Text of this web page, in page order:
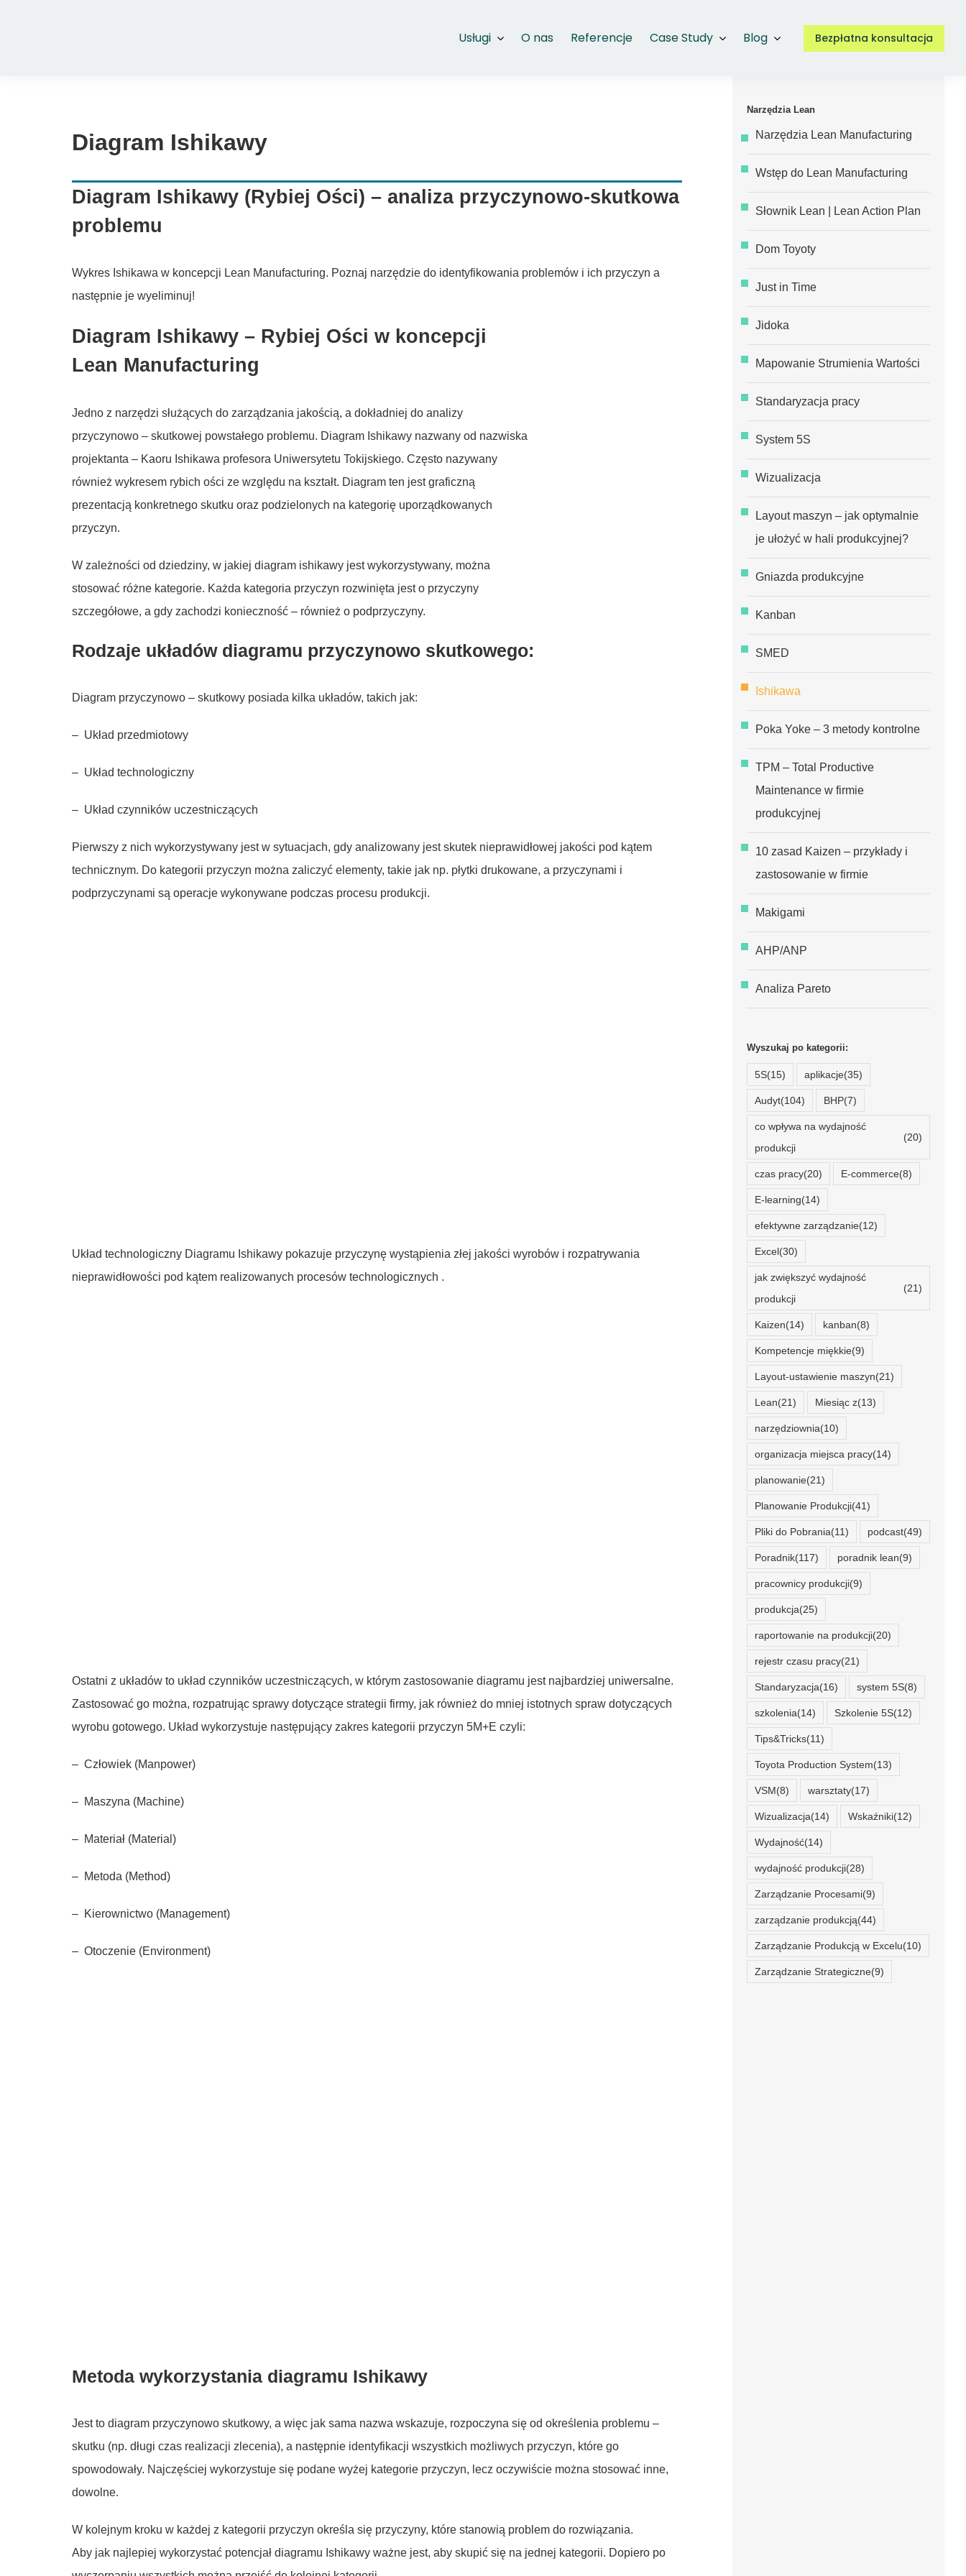
Usługi O nas Referencje Case Study Blog Bezpłatna konsultacja
Diagram Ishikawy
Diagram Ishikawy (Rybiej Ości) – analiza przyczynowo-skutkowa
problemu
Wykres Ishikawa w koncepcji Lean Manufacturing. Poznaj narzędzie do identyfikowania problemów i ich przyczyn a
następnie je wyeliminuj!
Diagram Ishikawy – Rybiej Ości w koncepcji
Lean Manufacturing
Jedno z narzędzi służących do zarządzania jakością, a dokładniej do analizy
przyczynowo – skutkowej powstałego problemu. Diagram Ishikawy nazwany od nazwiska
projektanta – Kaoru Ishikawa profesora Uniwersytetu Tokijskiego. Często nazywany
również wykresem rybich ości ze względu na kształt. Diagram ten jest graficzną
prezentacją konkretnego skutku oraz podzielonych na kategorię uporządkowanych
przyczyn.
W zależności od dziedziny, w jakiej diagram ishikawy jest wykorzystywany, można
stosować różne kategorie. Każda kategoria przyczyn rozwinięta jest o przyczyny
szczegółowe, a gdy zachodzi konieczność – również o podprzyczyny.
Rodzaje układów diagramu przyczynowo skutkowego:
Diagram przyczynowo – skutkowy posiada kilka układów, takich jak:
– Układ przedmiotowy
– Układ technologiczny
– Układ czynników uczestniczących
Pierwszy z nich wykorzystywany jest w sytuacjach, gdy analizowany jest skutek nieprawidłowej jakości pod kątem
technicznym. Do kategorii przyczyn można zaliczyć elementy, takie jak np. płytki drukowane, a przyczynami i
podprzyczynami są operacje wykonywane podczas procesu produkcji.
Układ technologiczny Diagramu Ishikawy pokazuje przyczynę wystąpienia złej jakości wyrobów i rozpatrywania
nieprawidłowości pod kątem realizowanych procesów technologicznych .
Ostatni z układów to układ czynników uczestniczących, w którym zastosowanie diagramu jest najbardziej uniwersalne.
Zastosować go można, rozpatrując sprawy dotyczące strategii firmy, jak również do mniej istotnych spraw dotyczących
wyrobu gotowego. Układ wykorzystuje następujący zakres kategorii przyczyn 5M+E czyli:
– Człowiek (Manpower)
– Maszyna (Machine)
– Materiał (Material)
– Metoda (Method)
– Kierownictwo (Management)
– Otoczenie (Environment)
Metoda wykorzystania diagramu Ishikawy
Jest to diagram przyczynowo skutkowy, a więc jak sama nazwa wskazuje, rozpoczyna się od określenia problemu –
skutku (np. długi czas realizacji zlecenia), a następnie identyfikacji wszystkich możliwych przyczyn, które go
spowodowały. Najczęściej wykorzystuje się podane wyżej kategorie przyczyn, lecz oczywiście można stosować inne,
dowolne.
W kolejnym kroku w każdej z kategorii przyczyn określa się przyczyny, które stanowią problem do rozwiązania.
Aby jak najlepiej wykorzystać potencjał diagramu Ishikawy ważne jest, aby skupić się na jednej kategorii. Dopiero po
Narzędzia Lean
Narzędzia Lean Manufacturing
Wstęp do Lean Manufacturing
Słownik Lean | Lean Action Plan
Dom Toyoty
Just in Time
Jidoka
Mapowanie Strumienia Wartości
Standaryzacja pracy
System 5S
Wizualizacja
Layout maszyn – jak optymalnie
je ułożyć w hali produkcyjnej?
Gniazda produkcyjne
Kanban
SMED
Ishikawa
Poka Yoke – 3 metody kontrolne
TPM – Total Productive
Maintenance w firmie
produkcyjnej
10 zasad Kaizen – przykłady i
zastosowanie w firmie
Makigami
AHP/ANP
Analiza Pareto
Wyszukaj po kategorii:
5S(15) aplikacje(35)
Audyt(104) BHP(7)
co wpływa na wydajność
produkcji
(20)
czas pracy(20) E-commerce(8)
E-learning(14)
efektywne zarządzanie(12)
Excel(30)
jak zwiększyć wydajność
produkcji
(21)
Kaizen(14) kanban(8)
Kompetencje miękkie(9)
Layout-ustawienie maszyn(21)
Lean(21) Miesiąc z(13)
narzędziownia(10)
organizacja miejsca pracy(14)
planowanie(21)
Planowanie Produkcji(41)
Pliki do Pobrania(11) podcast(49)
Poradnik(117) poradnik lean(9)
pracownicy produkcji(9)
produkcja(25)
raportowanie na produkcji(20)
rejestr czasu pracy(21)
Standaryzacja(16) system 5S(8)
szkolenia(14) Szkolenie 5S(12)
Tips&Tricks(11)
Toyota Production System(13)
VSM(8) warsztaty(17)
Wizualizacja(14) Wskaźniki(12)
Wydajność(14)
wydajność produkcji(28)
Zarządzanie Procesami(9)
zarządzanie produkcją(44)
Zarządzanie Produkcją w Excelu(10)
Zarządzanie Strategiczne(9)